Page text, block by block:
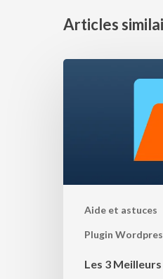
Articles
Aide et astuces
Plugin
Les 3